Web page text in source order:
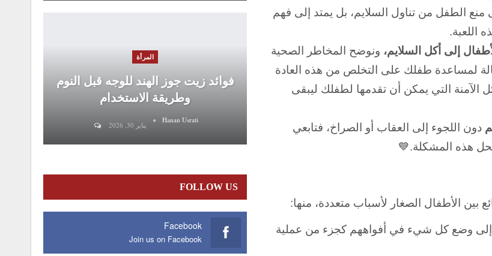
الطفل من تناول السلايم، بل يمتد إلى فهم
اللعبة.
إلى أكل السلايم، ونوضح المخاطر الصحية
لمساعدة طفلك على التخلص من هذه العادة
الآمنة التي يمكن أن تقدمها لطفلك ليبقى
دون اللجوء إلى العقاب أو الصراخ، فتابعي
لحل هذه المشكلة.💙
بين الأطفال الصغار لأسباب متعددة، منها:
إلى وضع كل شيء في أفواههم كجزء من عملية
المرأة
فوائد زيت جوز الهند للوجه قبل النوم
وطريقة الاستخدام
Hanan Usrati
يناير 30, 2026
FOLLOW US
Facebook
Join us on Facebook